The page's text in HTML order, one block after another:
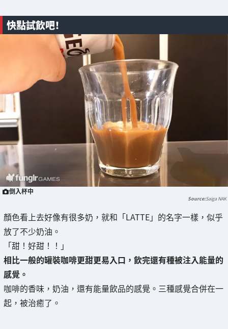
快點試飲吧！
倒入杯中
Saiga NAK
顏色看上去好像有很多奶，就和「LATTE」的名字一樣，似乎
放了不少奶油。
「甜！好甜！！」
相比一般的罐裝咖啡更甜更易入口，飲完還有種被注入能量的
感覺。
咖啡的香味，奶油，還有能量飲品的感覺。三種感覺合併在一
起，被治癒了。